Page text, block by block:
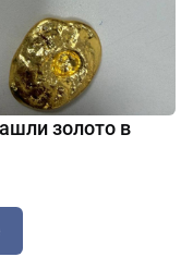
золото в